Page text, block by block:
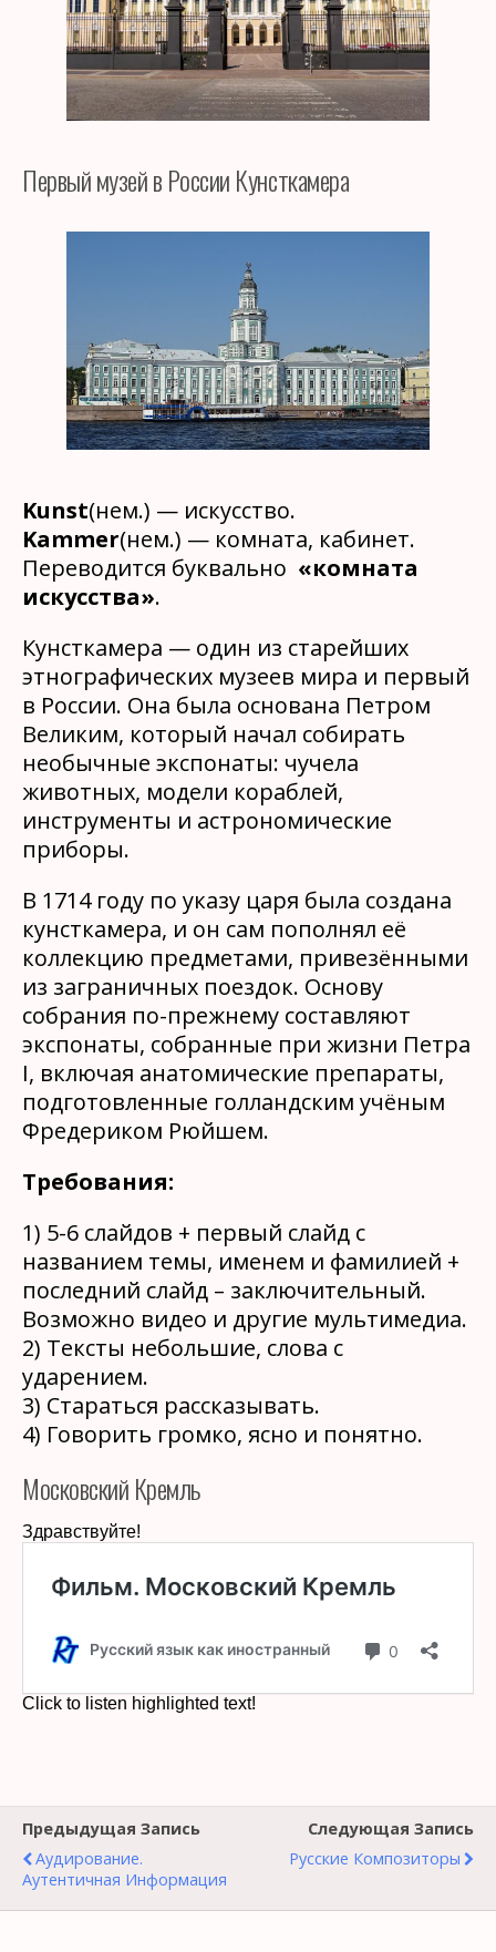
Первый музей в России Кунсткамера
Kunst(нем.) — искусство.
Kammer(нем.) — комната, кабинет.
Переводится буквально «комната
искусства».
Кунсткамера — один из старейших
этнографических музеев мира и первый
в России. Она была основана Петром
Великим, который начал собирать
необычные экспонаты: чучела
животных, модели кораблей,
инструменты и астрономические
приборы.
В 1714 году по указу царя была создана
кунсткамера, и он сам пополнял её
коллекцию предметами, привезёнными
из заграничных поездок. Основу
собрания по-прежнему составляют
экспонаты, собранные при жизни Петра
I, включая анатомические препараты,
подготовленные голландским учёным
Фредериком Рюйшем.
Требования:
1) 5-6 слайдов + первый слайд с
названием темы, именем и фамилией +
последний слайд – заключительный.
Возможно видео и другие мультимедиа.
2) Тексты небольшие, слова с
ударением.
3) Стараться рассказывать.
4) Говорить громко, ясно и понятно.
Московский Кремль
Предыдущая Запись
Аудирование.
Аутентичная Информация
Следующая Запись
Русские Композиторы